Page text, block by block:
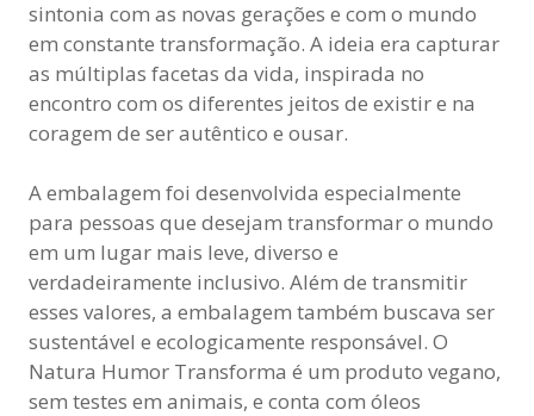
sintonia com as novas gerações e com o mundo
em constante transformação. A ideia era capturar
as múltiplas facetas da vida, inspirada no
encontro com os diferentes jeitos de existir e na
coragem de ser autêntico e ousar.
A embalagem foi desenvolvida especialmente
para pessoas que desejam transformar o mundo
em um lugar mais leve, diverso e
verdadeiramente inclusivo. Além de transmitir
esses valores, a embalagem também buscava ser
sustentável e ecologicamente responsável. O
Natura Humor Transforma é um produto vegano,
sem testes em animais, e conta com óleos